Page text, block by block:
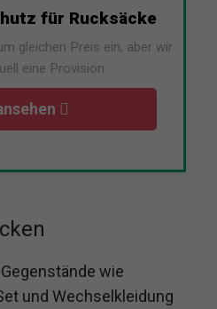
für Rucksäcke
gleichen Preis ein, aber wir
eine Provision.
wie
und Wechselkleidung